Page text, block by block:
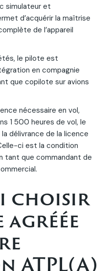
simulateur et
d’acquérir la maîtrise
de l’appareil
le pilote est
en compagnie
que copilote sur avions
nécessaire en vol,
1 500 heures de vol, le
délivrance de la licence
ci est la condition
tant que commandant de
choisir
agréée